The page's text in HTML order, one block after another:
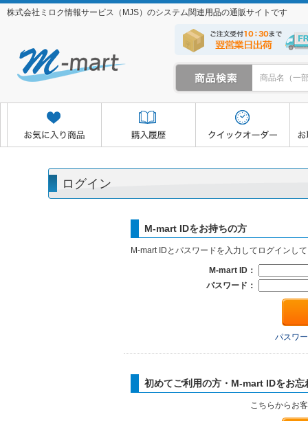
株式会社ミロク情報サービス（MJS）のシステム関連用品の通販サイトです
お取り寄せサービス マイページ
ログイン
M-mart IDをお持ちの方
M-mart IDとパスワードを入力してログインし
M-mart ID：
パスワード：
パスワ
初めてご利用の方・M-mart IDをお忘
こちらからお